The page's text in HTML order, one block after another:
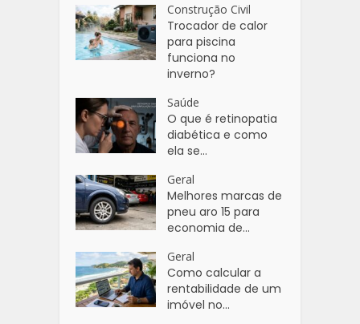
Construção Civil
Trocador de calor
para piscina
funciona no
inverno?
Saúde
O que é retinopatia
diabética e como
ela se...
Geral
Melhores marcas de
pneu aro 15 para
economia de...
Geral
Como calcular a
rentabilidade de um
imóvel no...